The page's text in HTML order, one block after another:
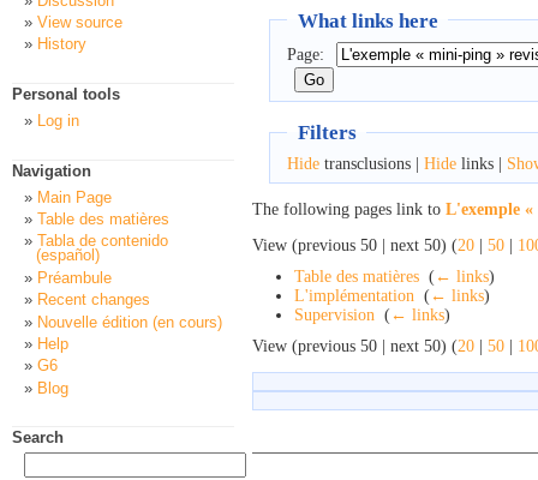
What links here
Page:
Filters
Hidetransclusions | Hidelinks |
The following pages link to L'exemple
View (previous 50 | next 50) (20 | 50 |
Table des matières ( ← links)
L'implémentation ( ← links)
Supervision ( ← links)
View (previous 50 | next 50) (20 | 50 |
View source
History
Personal tools
Log in
Navigation
Main Page
Table des matières
Tabla de contenido
(español)
Préambule
Recent changes
Nouvelle édition (en cours)
Help
G6
Blog
Search